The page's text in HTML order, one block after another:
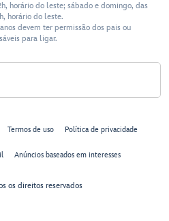
horário do leste; sábado e domingo, das
horário do leste.
devem ter permissão dos pais ou
para ligar.
Termos de uso Política de privacidade
Anúncios baseados em interesses
os direitos reservados